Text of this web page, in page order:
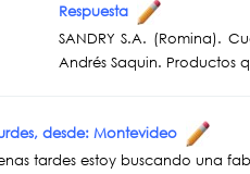
Respuesta
SANDRY S.A. (Romina).
Andrés Saquin.
desde: Montevideo
tardes estoy buscando una